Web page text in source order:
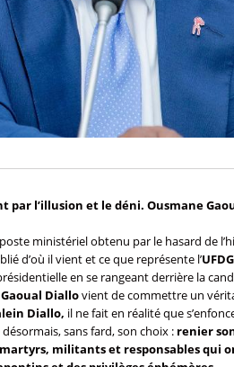
par l’illusion et le déni. Ousmane
ministériel obtenu par le hasard de
d’où il vient et ce que représente l’
en se rangeant derrière la
Diallovient de commettre un
Diallo, il ne fait en réalité que
sans fard, son choix : renier
militants et responsables qui